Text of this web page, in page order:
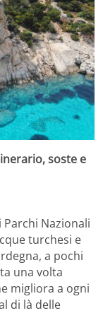
soste e
Parchi Nazionali
turchesi e
a pochi
una volta
migliora a ogni
di là delle